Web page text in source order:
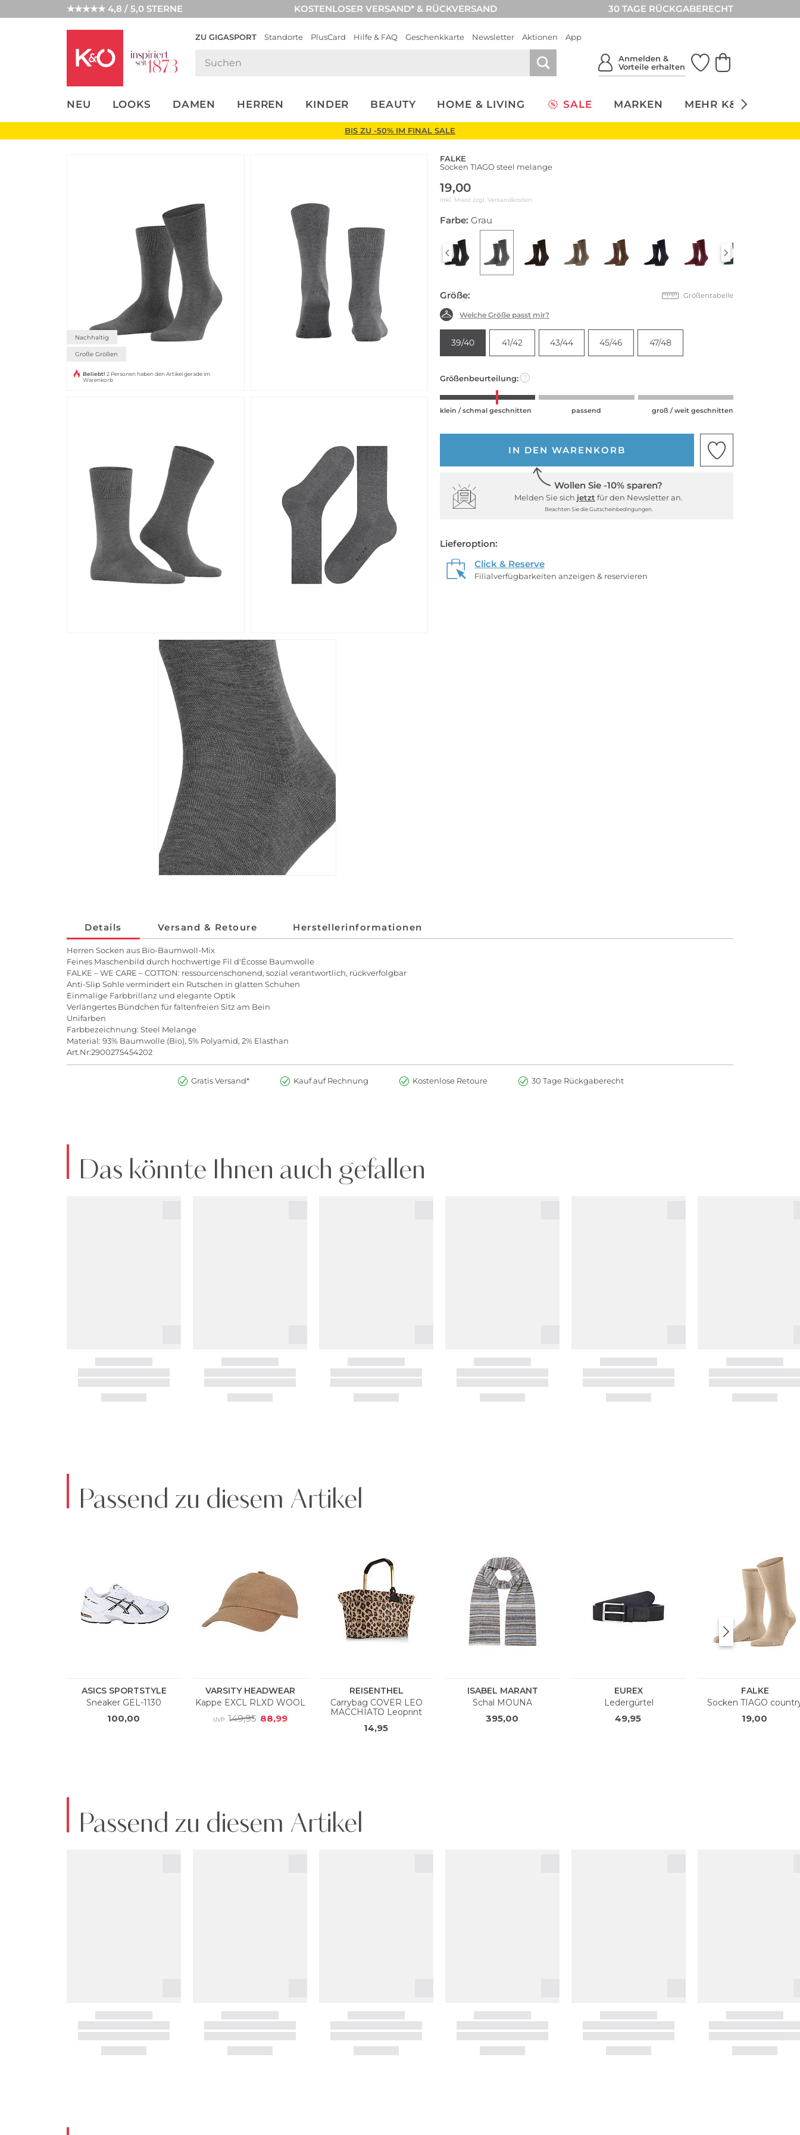
★★★★★ 4,8 / 5,0 STERNE KOSTENLOSER VERSAND* & RÜCKVERSAND 30 TAGE RÜCKGABERECHT
ZU GIGASPORT Standorte PlusCard Hilfe & FAQ Geschenkkarte Newsletter Aktionen App
Anmelden &
Vorteile erhalten
NEU LOOKS DAMEN HERREN KINDER BEAUTY HOME & LIVING SALE MARKEN MEHR K&Ö
UNSERE APP
CLICK &
BIS ZU -50% IM FINAL SALE
Nachhaltig
Große Größen
Beliebt! 2 Personen haben den Artikel gerade im
Warenkorb
FALKE
Socken TIAGO steel melange
19,00
inkl. Mwst zzgl. Versandkosten
Farbe: Grau
Größe: Größentabelle
Welche Größe passt mir?
39/40 41/42 43/44 45/46 47/48
Größenbeurteilung: ?
klein / schmal geschnitten passend groß / weit geschnitten
IN DEN WARENKORB
Wollen Sie -10% sparen?
Melden Sie sich jetzt für den Newsletter an.
Beachten Sie die Gutscheinbedingungen.
Lieferoption:
Click & Reserve
Filialverfügbarkeiten anzeigen & reservieren
Details Versand & Retoure Herstellerinformationen
Herren Socken aus Bio-Baumwoll-Mix
Feines Maschenbild durch hochwertige Fil d'Écosse Baumwolle
FALKE – WE CARE – COTTON: ressourcenschonend, sozial verantwortlich, rückverfolgbar
Anti-Slip Sohle vermindert ein Rutschen in glatten Schuhen
Einmalige Farbbrillanz und elegante Optik
Verlängertes Bündchen für faltenfreien Sitz am Bein
Unifarben
Farbbezeichnung: Steel Melange
Material: 93% Baumwolle (Bio), 5% Polyamid, 2% Elasthan
Art.Nr:2900275454202
Gratis Versand* Kauf auf Rechnung Kostenlose Retoure 30 Tage Rückgaberecht
Das könnte Ihnen auch gefallen
Passend zu diesem Artikel
Passend zu diesem Artikel